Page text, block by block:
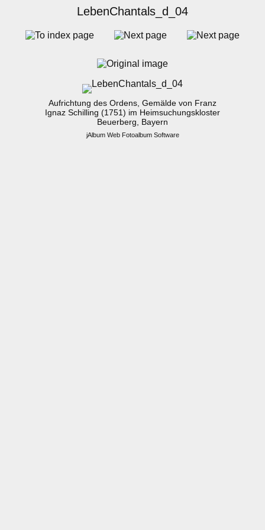
LebenChantals_d_04
Aufrichtung des Ordens, Gemälde von Franz
Ignaz Schilling (1751) im Heimsuchungskloster
Beuerberg, Bayern
jAlbum Web Fotoalbum Software